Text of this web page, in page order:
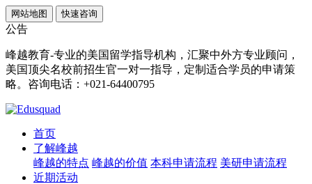
网站地图 快速咨询
公告
峰越教育-专业的美国留学指导机构，汇聚中外方专业顾问，
美国顶尖名校前招生官一对一指导，定制适合学员的申请策
略。咨询电话：+021-64400795
首页
了解峰越
峰越的特点 峰越的价值 本科申请流程 美研申请流程
近期活动